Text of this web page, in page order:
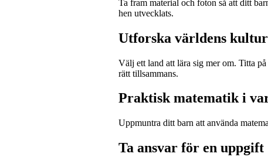
Ta fram material och foton så att ditt
hen utvecklats.
Utforska världens
Välj ett land att lära sig mer om. Titta
rätt tillsammans.
Praktisk matematik i
Uppmuntra ditt barn att använda
Ta ansvar för en uppgift